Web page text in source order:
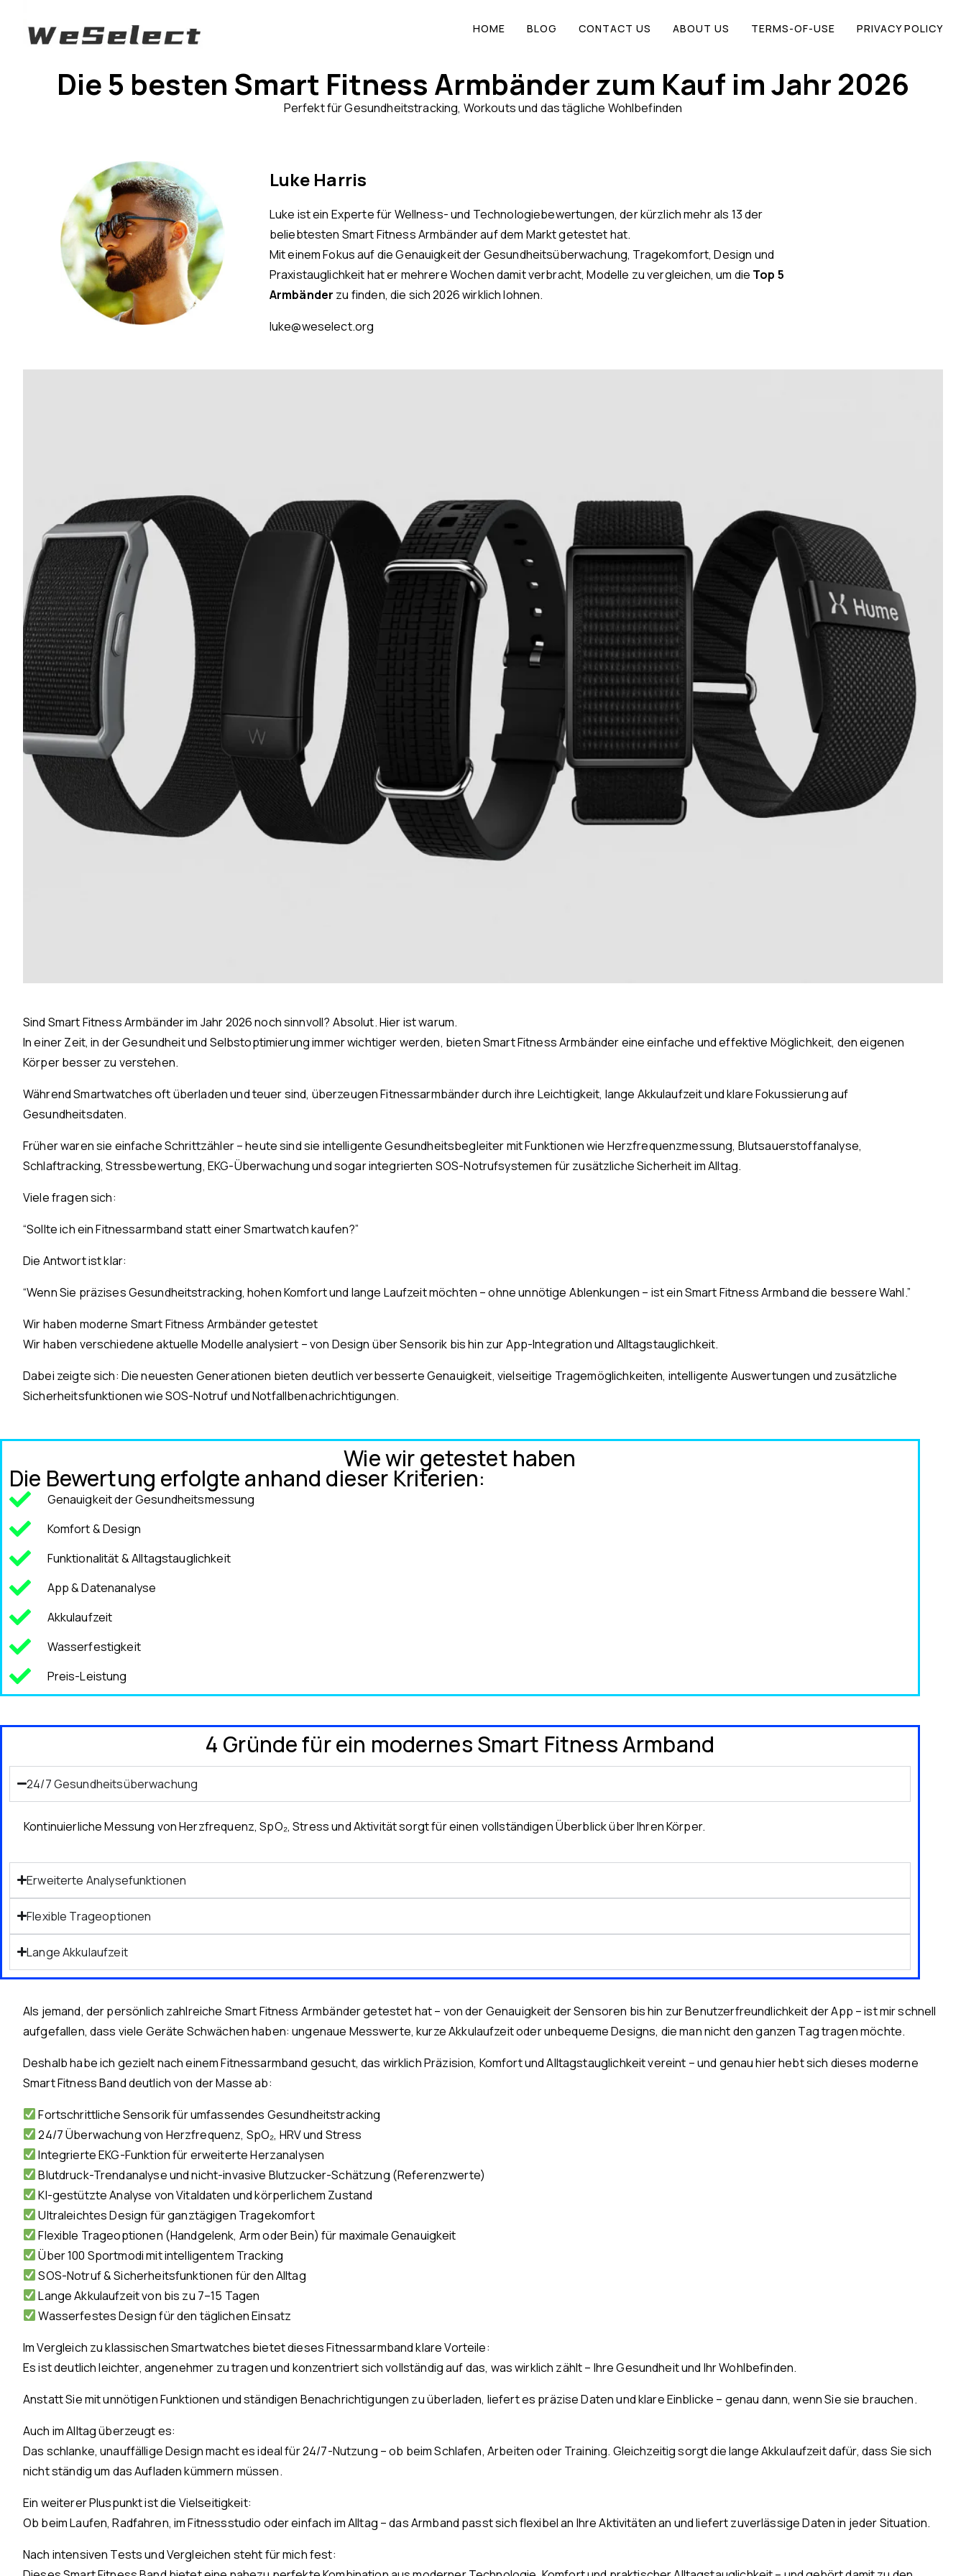
HOME BLOG CONTACT US ABOUT US TERMS-OF-USE PRIVACY POLICY
Die 5 besten Smart Fitness Armbänder zum Kauf im Jahr 2026
Perfekt für Gesundheitstracking, Workouts und das tägliche Wohlbefinden
Luke Harris
Luke ist ein Experte für Wellness- und Technologiebewertungen, der kürzlich mehr als 13 der
beliebtesten Smart Fitness Armbänder auf dem Markt getestet hat.
Mit einem Fokus auf die Genauigkeit der Gesundheitsüberwachung, Tragekomfort, Design und
Praxistauglichkeit hat er mehrere Wochen damit verbracht, Modelle zu vergleichen, um die Top 5
Armbänder zu finden, die sich 2026 wirklich lohnen.
luke@weselect.org
Sind Smart Fitness Armbänder im Jahr 2026 noch sinnvoll? Absolut. Hier ist warum.
In einer Zeit, in der Gesundheit und Selbstoptimierung immer wichtiger werden, bieten Smart Fitness Armbänder eine einfache und effektive Möglichkeit, den eigenen
Körper besser zu verstehen.
Während Smartwatches oft überladen und teuer sind, überzeugen Fitnessarmbänder durch ihre Leichtigkeit, lange Akkulaufzeit und klare Fokussierung auf
Gesundheitsdaten.
Früher waren sie einfache Schrittzähler – heute sind sie intelligente Gesundheitsbegleiter mit Funktionen wie Herzfrequenzmessung, Blutsauerstoffanalyse,
Schlaftracking, Stressbewertung, EKG-Überwachung und sogar integrierten SOS-Notrufsystemen für zusätzliche Sicherheit im Alltag.
Viele fragen sich:
“Sollte ich ein Fitnessarmband statt einer Smartwatch kaufen?”
Die Antwort ist klar:
“Wenn Sie präzises Gesundheitstracking, hohen Komfort und lange Laufzeit möchten – ohne unnötige Ablenkungen – ist ein Smart Fitness Armband die bessere Wahl.”
Wir haben moderne Smart Fitness Armbänder getestet
Wir haben verschiedene aktuelle Modelle analysiert – von Design über Sensorik bis hin zur App-Integration und Alltagstauglichkeit.
Dabei zeigte sich: Die neuesten Generationen bieten deutlich verbesserte Genauigkeit, vielseitige Tragemöglichkeiten, intelligente Auswertungen und zusätzliche
Sicherheitsfunktionen wie SOS-Notruf und Notfallbenachrichtigungen.
Wie wir getestet haben
Die Bewertung erfolgte anhand dieser Kriterien:
Genauigkeit der Gesundheitsmessung
Komfort & Design
Funktionalität & Alltagstauglichkeit
App & Datenanalyse
Akkulaufzeit
Wasserfestigkeit
Preis-Leistung
4 Gründe für ein modernes Smart Fitness Armband
24/7 Gesundheitsüberwachung
Kontinuierliche Messung von Herzfrequenz, SpO₂, Stress und Aktivität sorgt für einen vollständigen Überblick über Ihren Körper.
Erweiterte Analysefunktionen
Flexible Trageoptionen
Lange Akkulaufzeit
Als jemand, der persönlich zahlreiche Smart Fitness Armbänder getestet hat – von der Genauigkeit der Sensoren bis hin zur Benutzerfreundlichkeit der App – ist mir schnell
aufgefallen, dass viele Geräte Schwächen haben: ungenaue Messwerte, kurze Akkulaufzeit oder unbequeme Designs, die man nicht den ganzen Tag tragen möchte.
Deshalb habe ich gezielt nach einem Fitnessarmband gesucht, das wirklich Präzision, Komfort und Alltagstauglichkeit vereint – und genau hier hebt sich dieses moderne
Smart Fitness Band deutlich von der Masse ab:
Fortschrittliche Sensorik für umfassendes Gesundheitstracking
24/7 Überwachung von Herzfrequenz, SpO₂, HRV und Stress
Integrierte EKG-Funktion für erweiterte Herzanalysen
Blutdruck-Trendanalyse und nicht-invasive Blutzucker-Schätzung (Referenzwerte)
KI-gestützte Analyse von Vitaldaten und körperlichem Zustand
Ultraleichtes Design für ganztägigen Tragekomfort
Flexible Trageoptionen (Handgelenk, Arm oder Bein) für maximale Genauigkeit
Über 100 Sportmodi mit intelligentem Tracking
SOS-Notruf & Sicherheitsfunktionen für den Alltag
Lange Akkulaufzeit von bis zu 7–15 Tagen
Wasserfestes Design für den täglichen Einsatz
Im Vergleich zu klassischen Smartwatches bietet dieses Fitnessarmband klare Vorteile:
Es ist deutlich leichter, angenehmer zu tragen und konzentriert sich vollständig auf das, was wirklich zählt – Ihre Gesundheit und Ihr Wohlbefinden.
Anstatt Sie mit unnötigen Funktionen und ständigen Benachrichtigungen zu überladen, liefert es präzise Daten und klare Einblicke – genau dann, wenn Sie sie brauchen.
Auch im Alltag überzeugt es:
Das schlanke, unauffällige Design macht es ideal für 24/7-Nutzung – ob beim Schlafen, Arbeiten oder Training. Gleichzeitig sorgt die lange Akkulaufzeit dafür, dass Sie sich
nicht ständig um das Aufladen kümmern müssen.
Ein weiterer Pluspunkt ist die Vielseitigkeit:
Ob beim Laufen, Radfahren, im Fitnessstudio oder einfach im Alltag – das Armband passt sich flexibel an Ihre Aktivitäten an und liefert zuverlässige Daten in jeder Situation.
Nach intensiven Tests und Vergleichen steht für mich fest: